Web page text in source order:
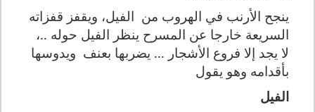
ينجح الأرنب في الهروب من الفيل، ويقفز قفزاته
السريعة خارجا عن المسرح ينظر الفيل حوله ..،
لا يجد إلا فروع الأشجار ... يضربها بعنف ويدوسها
بأقدامه وهو يقول
الفيل